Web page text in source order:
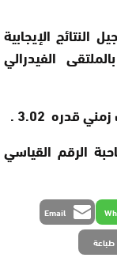
النتائج الإيجابية
بسباق 1000 متر بالملتقى الفيدرالي
قدره 3.02 .
الرقم القياسي
Email
طباعة